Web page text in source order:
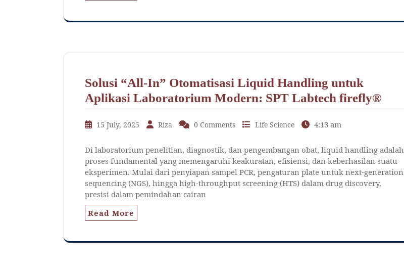
Solusi “All-In” Otomatisasi Liquid Handling untuk
Aplikasi Laboratorium Modern: SPT Labtech firefly®
15 July, 2025 Riza 0 Comments Life Science 4:13 am
Di laboratorium penelitian, diagnostik, dan pengembangan obat, liquid handling adalah
proses fundamental yang memengaruhi keakuratan, efisiensi, dan keberhasilan suatu
eksperimen. Mulai dari penyiapan sampel PCR, pengaturan plate untuk next-generation
sequencing (NGS), hingga high-throughput screening (HTS) dalam drug discovery,
presisi dalam pemindahan cairan
Read More